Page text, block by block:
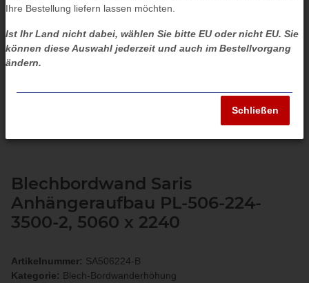
Blechbordwand Saris
Anhängeraufbau PL-506-224-
3500-2, 5060 x 2240
Artikelnummer: SA506224-B
Kategorie: Blech-Bordwanderhöhung
Ihre Bestellung liefern lassen möchten.
Ist Ihr Land nicht dabei, wählen Sie bitte EU oder nicht EU. Sie
können diese Auswahl jederzeit und auch im Bestellvorgang
ändern.
Schließen